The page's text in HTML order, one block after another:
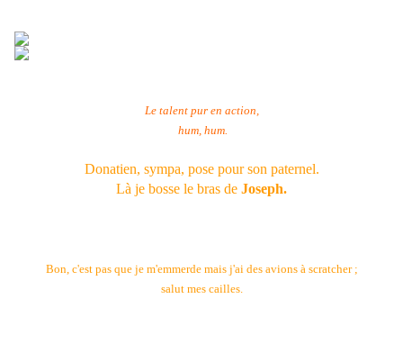
Le talent pur en action,
hum, hum.
Donatien, sympa, pose pour son paternel.
Là je bosse le bras de Joseph.
Bon, c'est pas que je m'emmerde mais j'ai des avions à scratcher ;
salut mes cailles.